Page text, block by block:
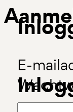
E-